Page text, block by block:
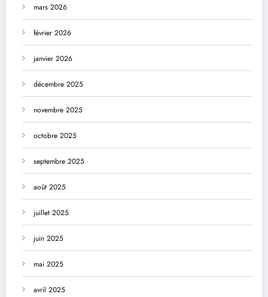
mars 2026
février 2026
janvier 2026
décembre 2025
novembre 2025
octobre 2025
septembre 2025
août 2025
juillet 2025
juin 2025
mai 2025
avril 2025